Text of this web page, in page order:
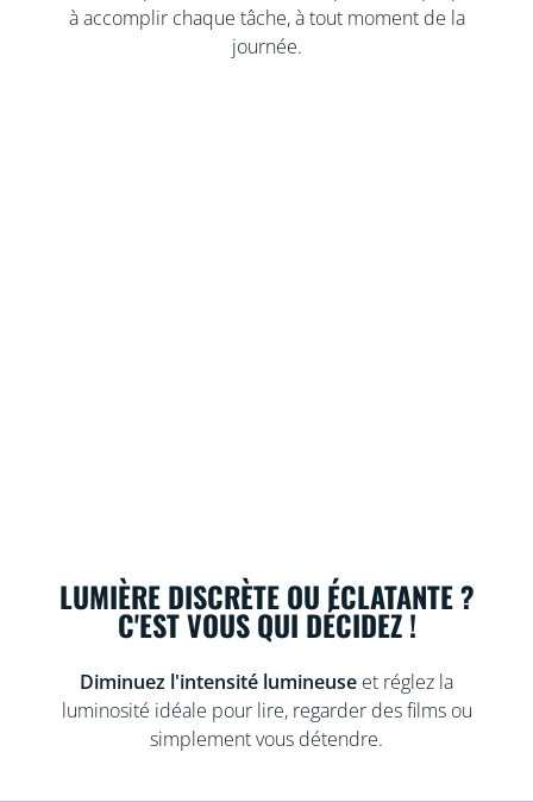
à accomplir chaque tâche, à tout moment de la
journée.
LUMIÈRE DISCRÈTE OU ÉCLATANTE ?
C'EST VOUS QUI DÉCIDEZ !
Diminuez l'intensité lumineuse et réglez la
luminosité idéale pour lire, regarder des films ou
simplement vous détendre.